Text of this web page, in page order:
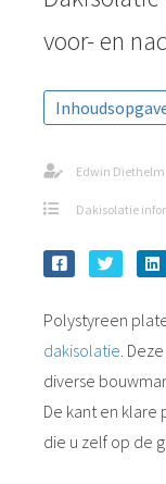
voor- en
Edwin Diethelm
Dakisolatie
Polystyreen
dakisolatie .
diverse
De kant en klare
die u zelf op de